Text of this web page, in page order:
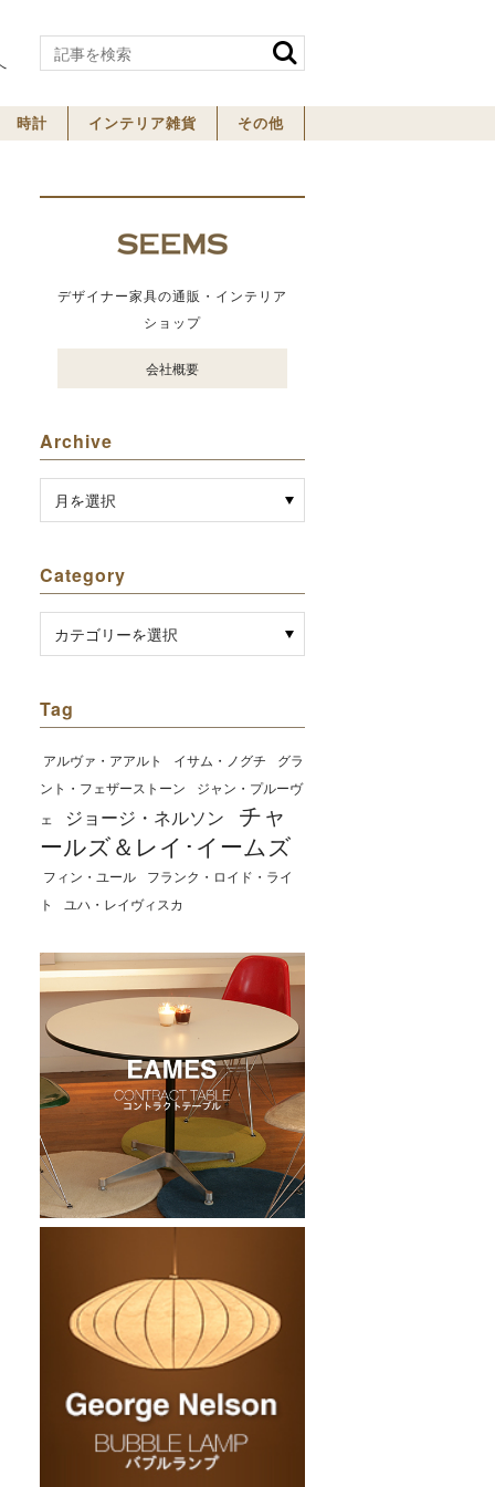
時計 インテリア雑貨 その他
デザイナー家具の通販・インテリア
ショップ
会社概要
Archive
Category
Tag
アルヴァ・アアルト イサム・ノグチ
グラ
ント・フェザーストーン
ジャン・プルーヴ
ェ
ジョージ・ネルソン
チャ
ールズ＆レイ･イームズ
フィン・ユール
フランク・ロイド・ライ
ト
ユハ・レイヴィスカ